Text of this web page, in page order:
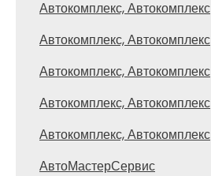
Автокомплекс, Автокомплекс
Автокомплекс, Автокомплекс
Автокомплекс, Автокомплекс
Автокомплекс, Автокомплекс
Автокомплекс, Автокомплекс
АвтоМастерСервис